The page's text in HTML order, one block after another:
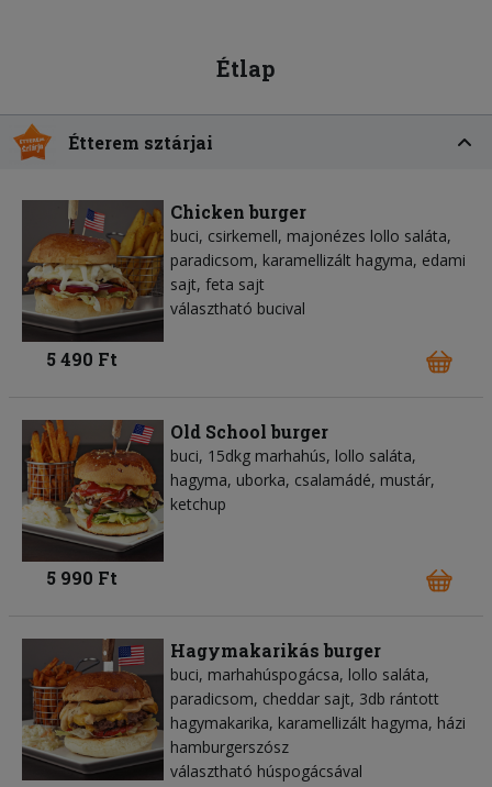
Étlap
Étterem sztárjai
Chicken burger
buci, csirkemell, majonézes lollo saláta,
paradicsom, karamellizált hagyma, edami
sajt, feta sajt
választható bucival
5 490 Ft
Old School burger
buci, 15dkg marhahús, lollo saláta,
hagyma, uborka, csalamádé, mustár,
ketchup
5 990 Ft
Hagymakarikás burger
buci, marhahúspogácsa, lollo saláta,
paradicsom, cheddar sajt, 3db rántott
hagymakarika, karamellizált hagyma, házi
hamburgerszósz
választható húspogácsával